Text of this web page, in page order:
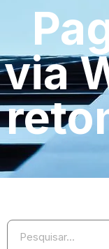
via